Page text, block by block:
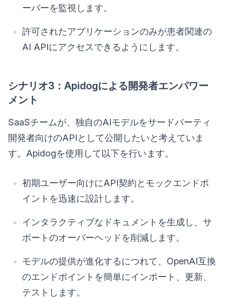
ーバーを監視します。
許可されたアプリケーションのみが患者関連の
AI APIにアクセスできるようにします。
シナリオ3：Apidogによる開発者エンパワー
メント
SaaSチームが、独自のAIモデルをサードパーティ
開発者向けのAPIとして公開したいと考えていま
す。Apidogを使用して以下を行います。
初期ユーザー向けにAPI契約とモックエンドポ
イントを迅速に設計します。
インタラクティブなドキュメントを生成し、サ
ポートのオーバーヘッドを削減します。
モデルの提供が進化するにつれて、OpenAI互換
のエンドポイントを簡単にインポート、更新、
テストします。